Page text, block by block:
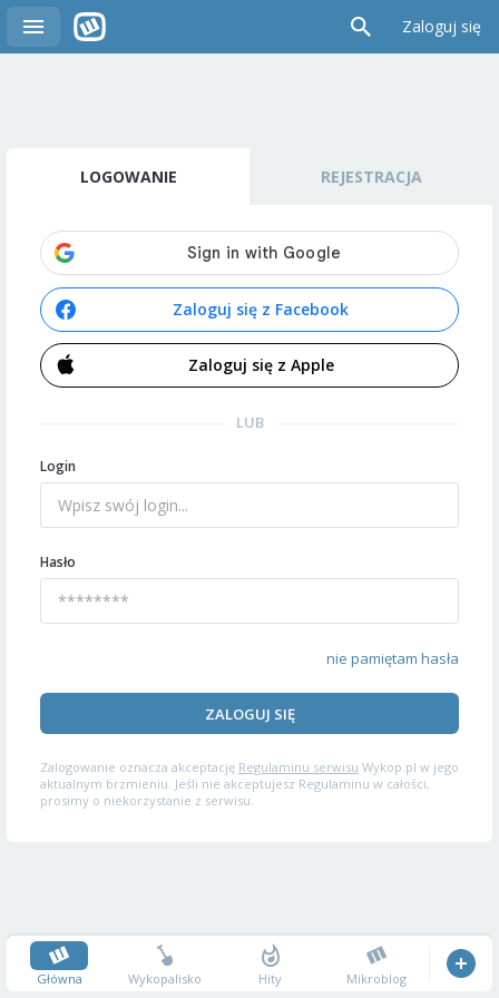
Zaloguj się
LOGOWANIE REJESTRACJA
Zaloguj się z Facebook
Zaloguj się z Apple
LUB
Login
Hasło
nie pamiętam hasła
ZALOGUJ SIĘ
Zalogowanie oznacza akceptację Regulaminu serwisu Wykop.pl w jego
aktualnym brzmieniu. Jeśli nie akceptujesz Regulaminu w całości,
prosimy o niekorzystanie z serwisu.
Główna Wykopalisko Hity Mikroblog